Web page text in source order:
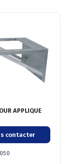
APPLIQUE
contacter